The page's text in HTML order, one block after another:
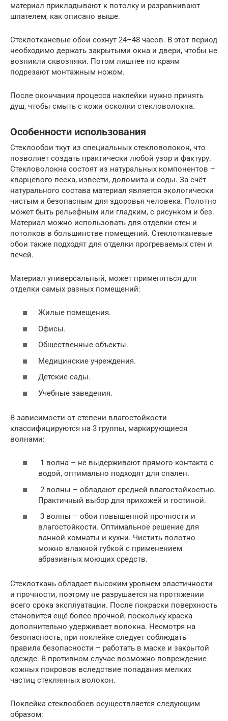
материал прикладывают к потолку и разравнивают
шпателем, как описано выше.
Стеклотканевые обои сохнут 24–48 часов. В этот период
необходимо держать закрытыми окна и двери, чтобы не
возникли сквозняки. Потом лишнее по краям
подрезают монтажным ножом.
После окончания процесса наклейки нужно принять
душ, чтобы смыть с кожи осколки стекловолокна.
Особенности использования
Стеклообои ткут из специальных стекловолокон, что
позволяет создать практически любой узор и фактуру.
Стекловолокна состоят из натуральных компонентов –
кварцевого песка, извести, доломита и соды. За счёт
натурального состава материал является экологически
чистым и безопасным для здоровья человека. Полотно
может быть рельефным или гладким, с рисунком и без.
Материал можно использовать для отделки стен и
потолков в большинстве помещений. Стеклотканевые
обои также подходят для отделки прогреваемых стен и
печей.
Материал универсальный, может применяться для
отделки самых разных помещений:
Жилые помещения.
Офисы.
Общественные объекты.
Медицинские учреждения.
Детские сады.
Учебные заведения.
В зависимости от степени влагостойкости
классифицируются на 3 группы, маркирующиеся
волнами:
1 волна – не выдерживают прямого контакта с
водой, оптимально подходят для спален.
2 волны – обладают средней влагостойкостью.
Практичный выбор для прихожей и гостиной.
3 волны – обои повышенной прочности и
влагостойкости. Оптимальное решение для
ванной комнаты и кухни. Чистить полотно
можно влажной губкой с применением
абразивных моющих средств.
Стеклоткань обладает высоким уровнем эластичности
и прочности, поэтому не разрушается на протяжении
всего срока эксплуатации. После покраски поверхность
становится ещё более прочной, поскольку краска
дополнительно удерживает волокна. Несмотря на
безопасность, при поклейке следует соблюдать
правила безопасности – работать в маске и закрытой
одежде. В противном случае возможно повреждение
кожных покровов вследствие попадания мелких
частиц стеклянных волокон.
Поклейка стеклообоев осуществляется следующим
образом: